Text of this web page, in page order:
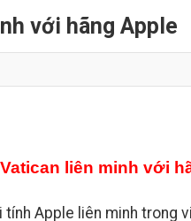
với hãng Apple
liên minh với
tính Apple liên minh trong